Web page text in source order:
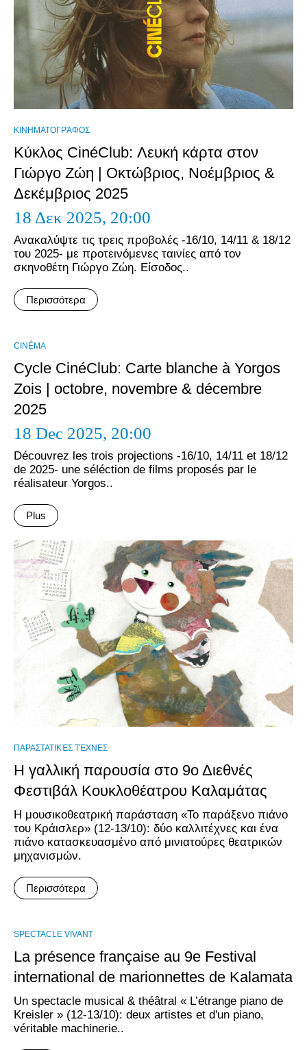
ΚΙΝΗΜΑΤΟΓΡΆΦΟΣ
Κύκλος CinéClub: Λευκή κάρτα στον
Γιώργο Ζώη | Οκτώβριος, Νοέμβριος &
Δεκέμβριος 2025
18 Δεκ 2025, 20:00
Ανακαλύψτε τις τρεις προβολές -16/10, 14/11 & 18/12
του 2025- με προτεινόμενες ταινίες από τον
σκηνοθέτη Γιώργο Ζώη. Είσοδος..
Περισσότερα
CINÉMA
Cycle CinéClub: Carte blanche à Yorgos
Zois | octobre, novembre & décembre
2025
18 Dec 2025, 20:00
Découvrez les trois projections -16/10, 14/11 et 18/12
de 2025- une séléction de films proposés par le
réalisateur Yorgos..
Plus
ΠΑΡΑΣΤΑΤΙΚΈΣ ΤΈΧΝΕΣ
Η γαλλική παρουσία στο 9ο Διεθνές
Φεστιβάλ Κουκλοθέατρου Καλαμάτας
H μουσικοθεατρική παράσταση «Το παράξενο πιάνο
του Κράισλερ» (12-13/10): δύο καλλιτέχνες και ένα
πιάνο κατασκευασμἐνο από μινιατούρες θεατρικών
μηχανισμών.
Περισσότερα
SPECTACLE VIVANT
La présence française au 9e Festival
international de marionnettes de Kalamata
Un spectacle musical & théâtral « L’étrange piano de
Kreisler » (12-13/10): deux artistes et d'un piano,
véritable machinerie..